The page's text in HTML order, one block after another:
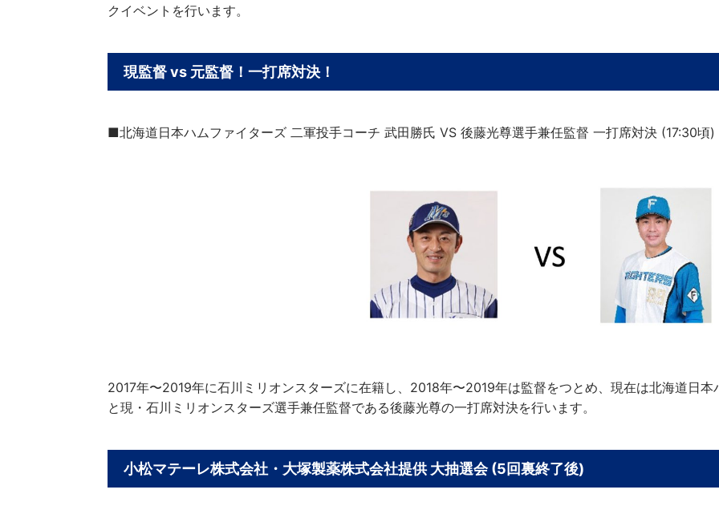
クイベントを行います。
現監督 vs 元監督！一打席対決！
■北海道日本ハムファイターズ 二軍投手コーチ 武田勝氏 VS 後藤光尊選手兼任監督 一打席対決 (17:30頃)
2017年〜2019年に石川ミリオンスターズに在籍し、2018年〜2019年は監督をつとめ、現在は北海道日
と現・石川ミリオンスターズ選手兼任監督である後藤光尊の一打席対決を行います。
小松マテーレ株式会社・大塚製薬株式会社提供 大抽選会 (5回裏終了後)